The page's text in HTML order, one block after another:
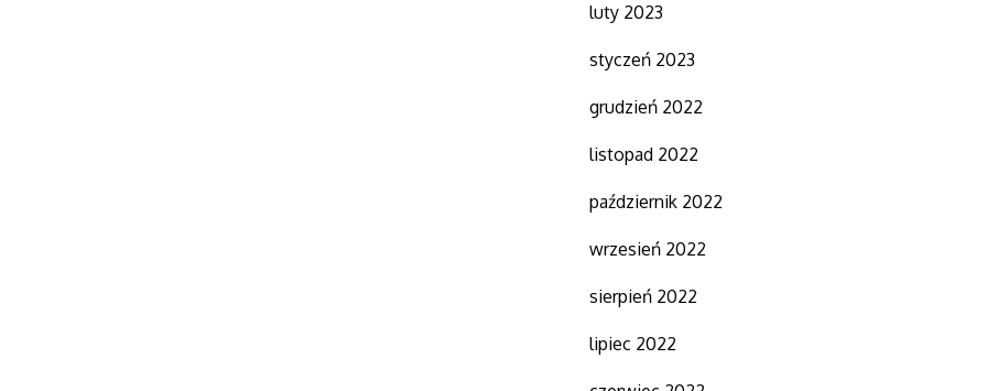
luty 2023
styczeń 2023
grudzień 2022
listopad 2022
październik 2022
wrzesień 2022
sierpień 2022
lipiec 2022